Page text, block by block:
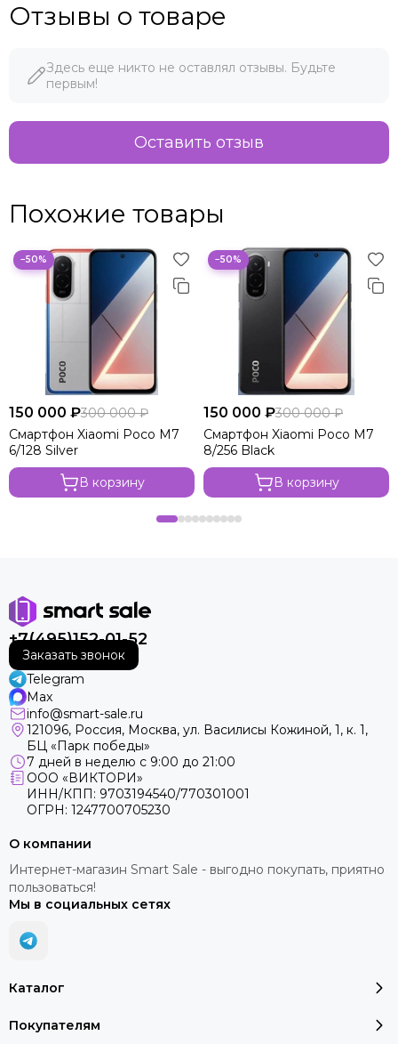
Отзывы о товаре
Здесь еще никто не оставлял отзывы. Будьте
первым!
Оставить отзыв
Похожие товары
−50%
150 000 ₽300 000 ₽
Смартфон Xiaomi Poco M7
6/128 Silver
В корзину
−50%
150 000 ₽300 000 ₽
Смартфон Xiaomi Poco M7
8/256 Black
В корзину
+7(495)152-01-52
Заказать звонок
Telegram
Max
info@smart-sale.ru
121096, Россия, Москва, ул. Василисы Кожиной, 1, к. 1,
БЦ «Парк победы»
7 дней в неделю с 9:00 до 21:00
ООО «ВИКТОРИ»
ИНН/КПП: 9703194540/770301001
ОГРН: 1247700705230
Каталог
Покупателям
О компании
Интернет-магазин Smart Sale - выгодно покупать, приятно
пользоваться!
Мы в социальных сетях